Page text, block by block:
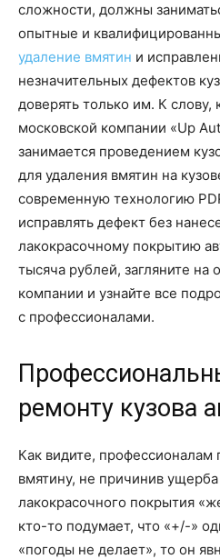
сложности, должны
опытные и
удаление вмятин и
незначительных дефектов
доверять только им. К
московской компании «Up
занимается проведением
для удаления вмятин на
современную технологию
исправлять дефект без
лакокрасочному покрытию
тысяча рублей, загляните на
компании и узнайте все
с профессионалами.
ремонту кузова
Как видите, профессионалам
вмятину, не причинив
лакокрасочного покрытия
кто-то подумает, что «+/-»
«погоды не делает», то он